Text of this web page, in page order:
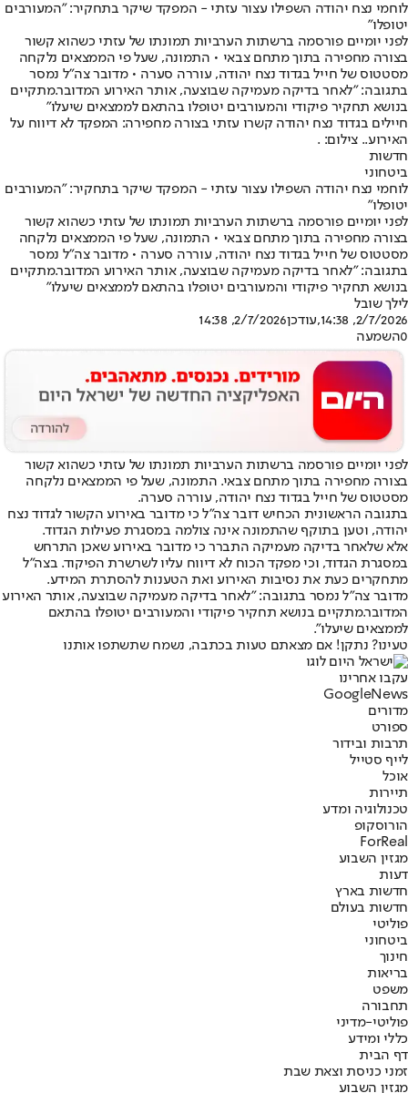
לוחמי נצח יהודה השפילו עצור עזתי - המפקד שיקר בתחקיר: "המעורבים
יטופלו"
לפני יומיים פורסמה ברשתות הערביות תמונתו של עזתי כשהוא קשור
בצורה מחפירה בתוך מתחם צבאי • התמונה, שעל פי הממצאים נלקחה
מסטטוס של חייל בגדוד נצח יהודה, עוררה סערה • מדובר צה״ל נמסר
בתגובה: ״לאחר בדיקה מעמיקה שבוצעה, אותר האירוע המדובר.מתקיים
בנושא תחקיר פיקודי והמעורבים יטופלו בהתאם לממצאים שיעלו״
חיילים בגדוד נצח יהודה קשרו עזתי בצורה מחפירה: המפקד לא דיווח על
האירוע.. צילום: .
חדשות
ביטחוני
לוחמי נצח יהודה השפילו עצור עזתי - המפקד שיקר בתחקיר: "המעורבים
יטופלו"
לפני יומיים פורסמה ברשתות הערביות תמונתו של עזתי כשהוא קשור
בצורה מחפירה בתוך מתחם צבאי • התמונה, שעל פי הממצאים נלקחה
מסטטוס של חייל בגדוד נצח יהודה, עוררה סערה • מדובר צה״ל נמסר
בתגובה: ״לאחר בדיקה מעמיקה שבוצעה, אותר האירוע המדובר.מתקיים
בנושא תחקיר פיקודי והמעורבים יטופלו בהתאם לממצאים שיעלו״
לילך שובל
2/7/2026, 14:38
,עודכן2/7/2026, 14:38
0השמעה
לפני יומיים פורסמה ברשתות הערביות תמונתו של עזתי כשהוא קשור
בצורה מחפירה בתוך מתחם צבאי. התמונה, שעל פי הממצאים נלקחה
מסטטוס של חייל בגדוד נצח יהודה, עוררה סערה.
בתגובה הראשונית הכחיש דובר צה”ל כי מדובר באירוע הקשור לגדוד נצח
יהודה, וטען בתוקף שהתמונה אינה צולמה במסגרת פעילות הגדוד.
אלא שלאחר בדיקה מעמיקה התברר כי מדובר באירוע שאכן התרחש
במסגרת הגדוד, וכי מפקד הכוח לא דיווח עליו לשרשרת הפיקוד. בצה”ל
מתחקרים כעת את נסיבות האירוע ואת הטענות להסתרת המידע.
מדובר צה״ל נמסר בתגובה: ״לאחר בדיקה מעמיקה שבוצעה, אותר האירוע
המדובר.מתקיים בנושא תחקיר פיקודי והמעורבים יטופלו בהתאם
לממצאים שיעלו״.
טעינו? נתקן! אם מצאתם טעות בכתבה, נשמח שתשתפו אותנו
עקבו אחרינו
Googl eNews
מדורים
ספורט
תרבות ובידור
לייף סטייל
אוכל
תיירות
טכנולוגיה ומדע
הורוסקופ
ForReal
מגזין השבוע
דעות
חדשות בארץ
חדשות בעולם
פוליטי
ביטחוני
חינוך
בריאות
משפט
תחבורה
פוליטי-מדיני
כללי ומידע
דף הבית
זמני כניסת וצאת שבת
מגזין השבוע